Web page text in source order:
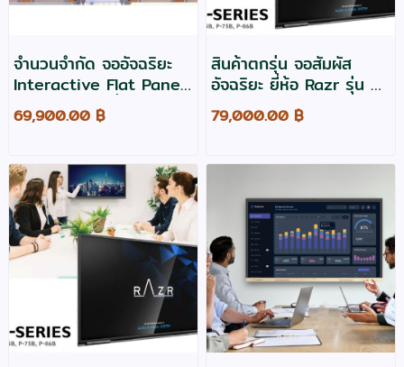
จำนวนจำกัด จออัจฉริยะ
Interactive Flat Panel
ขนาด 86 นิ้ว ยี่ห้อ
Maxhub รุ่น E8621
69,900.00 ฿
สินค้าตกรุ่น จอสัมผัส
อัจฉริยะ ยี่ห้อ Razr รุ่น P-
65B Interactive Flat
Panel
79,000.00 ฿